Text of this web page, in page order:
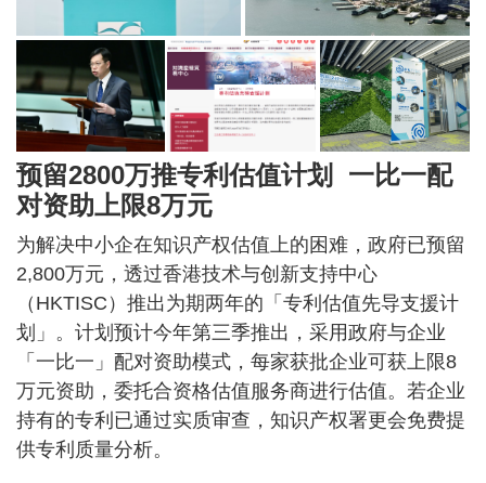
预留2800万推专利估值计划 一比一配
对资助上限8万元
为解决中小企在知识产权估值上的困难，政府已预留
2,800万元，透过香港技术与创新支持中心
（HKTISC）推出为期两年的「专利估值先导支援计
划」。计划预计今年第三季推出，采用政府与企业
「一比一」配对资助模式，每家获批企业可获上限8
万元资助，委托合资格估值服务商进行估值。若企业
持有的专利已通过实质审查，知识产权署更会免费提
供专利质量分析。